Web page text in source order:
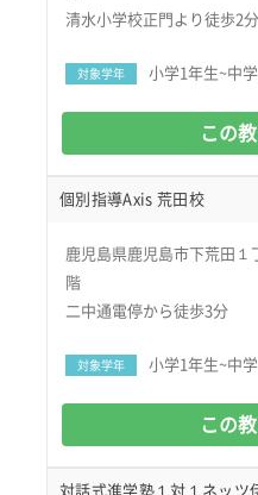
清水小学校正門より徒歩2分
対象学年 小学1年生~中
この
個別指導Axis 荒田校
鹿児島県鹿児島市下荒田１
階
二中通電停から徒歩3分
対象学年 小学1年生~中
この
対話式進学塾１対１ネッツ